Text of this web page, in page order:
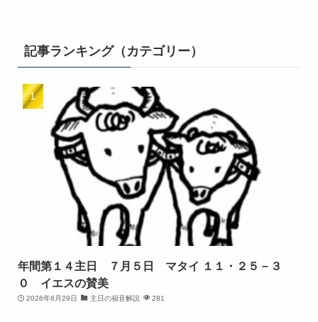
記事ランキング（カテゴリー）
年間第１４主日 ７月５日 マタイ １１・２５－３
０ イエスの賛美
2026年6月29日 主日の福音解説 281